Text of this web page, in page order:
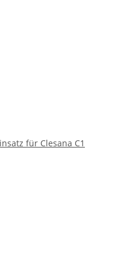
für Clesana C1